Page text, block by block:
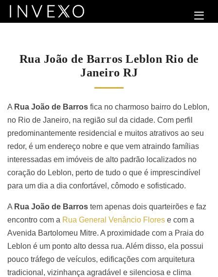
Rua João de Barros Leblon Rio de
Janeiro RJ
A Rua João de Barros fica no charmoso bairro do Leblon,
no Rio de Janeiro, na região sul da cidade. Com perfil
predominantemente residencial e muitos atrativos ao seu
redor, é um endereço nobre e que vem atraindo famílias
interessadas em imóveis de alto padrão localizados no
coração do Leblon, perto de tudo o que é imprescindível
para um dia a dia confortável, cômodo e sofisticado.
A Rua João de Barros tem apenas dois quarteirões e faz
encontro com a Rua General Venâncio Flores e com a
Avenida Bartolomeu Mitre. A proximidade com a Praia do
Leblon é um ponto alto dessa rua. Além disso, ela possui
pouco tráfego de veículos, edificações com arquitetura
tradicional, vizinhança agradável e silenciosa e clima